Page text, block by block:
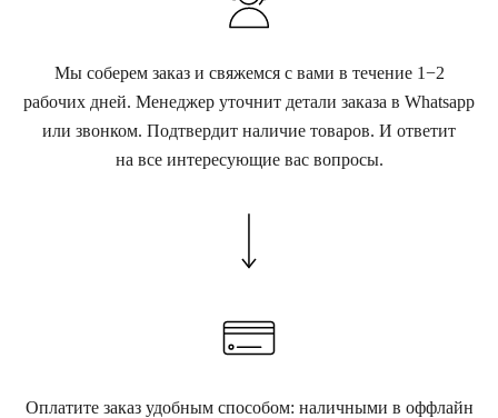
Мы соберем заказ и свяжемся с вами в течение 1−2
рабочих дней. Менеджер уточнит детали заказа в Whatsapp
или звонком. Подтвердит наличие товаров. И ответит
на все интересующие вас вопросы.
Оплатите заказ удобным способом: наличными в оффлайн